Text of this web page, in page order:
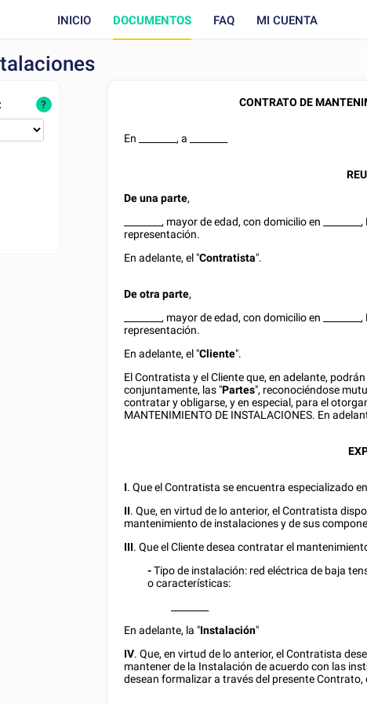
INICIO DOCUMENTOS FAQ MI CUENTA
? CONTRATO DE
En , a
De una parte,
, mayor de edad, con domicilio en ,
representación.
En adelante, el "Contratista".
De otra parte,
, mayor de edad, con domicilio en ,
representación.
En adelante, el "Cliente".
El Contratista y el Cliente que, en adelante,
conjuntamente, las "Partes", reconociéndose
contratar y obligarse, y en especial, para el
MANTENIMIENTO DE INSTALACIONES. En
I. Que el Contratista se encuentra especializado
II. Que, en virtud de lo anterior, el Contratista
mantenimiento de instalaciones y de sus
III. Que el Cliente desea contratar el
-Tipo de instalación: red eléctrica de baja
o características:
En adelante, la "Instalación"
IV. Que, en virtud de lo anterior, el Contratista
mantener de la Instalación de acuerdo con las
desean formalizar a través del presente Contrato,